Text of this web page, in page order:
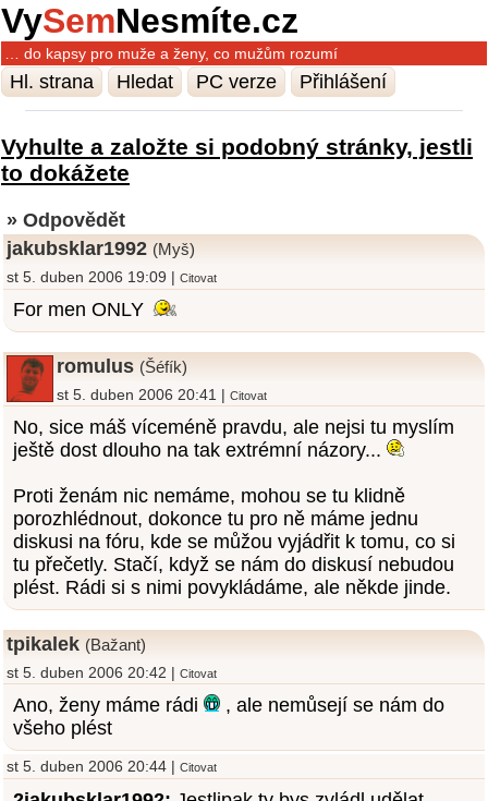
VySemNesmíte.cz
… do kapsy pro muže a ženy, co mužům rozumí
Hl. strana Hledat PC verze Přihlášení
Vyhulte a založte si podobný stránky, jestli
to dokážete
» Odpovědět
jakubsklar1992 (Myš)
st 5. duben 2006 19:09 | Citovat
For men ONLY
romulus (Šéfík)
st 5. duben 2006 20:41 |Citovat
No, sice máš víceméně pravdu, ale nejsi tu myslím
ještě dost dlouho na tak extrémní názory...
Proti ženám nic nemáme, mohou se tu klidně
porozhlédnout, dokonce tu pro ně máme jednu
diskusi na fóru, kde se můžou vyjádřit k tomu, co si
tu přečetly. Stačí, když se nám do diskusí nebudou
plést. Rádi si s nimi povykládáme, ale někde jinde.
tpikalek (Bažant)
st 5. duben 2006 20:42 | Citovat
Ano, ženy máme rádi
, ale nemůsejí se nám do
všeho plést
st 5. duben 2006 20:44 | Citovat